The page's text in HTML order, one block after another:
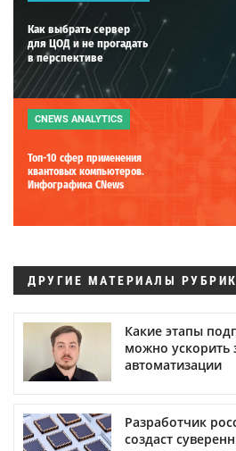
Как выбрать сервер
для ЦОД и не прогадать
в перспективе
CNEWS ANALYTICS
Топ-10 сфер применения
квантовых компьютеров.
Инфографика CNews
ДРУГИЕ МАТЕРИАЛЫ
Какие этапы
можно ускорить
автоматизации
Разработчик
создаст